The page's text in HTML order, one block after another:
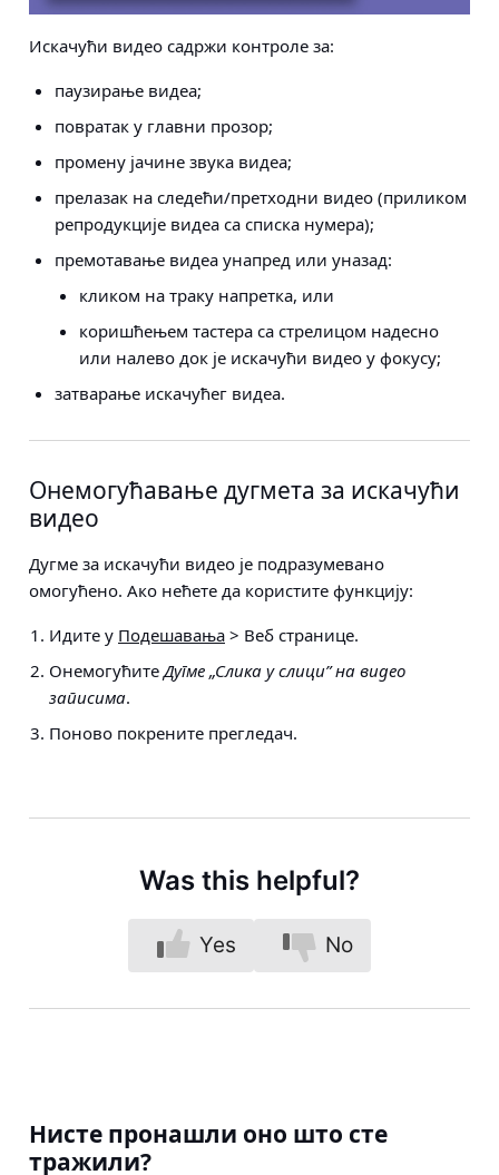
Искачући видео садржи контроле за:
паузирање видеа;
повратак у главни прозор;
промену јачине звука видеа;
прелазак на следећи/претходни видео (приликом
репродукције видеа са списка нумера);
премотавање видеа унапред или уназад:
кликом на траку напретка, или
коришћењем тастера са стрелицом надесно
или налево док је искачући видео у фокусу;
затварање искачућег видеа.
Онемогућавање дугмета за искачући
видео
Дугме за искачући видео је подразумевано
омогућено. Ако нећете да користите функцију:
Идите у Подешавања > Веб странице.
ОнемогућитеДугме „Слика у слици” на видео
записима.
Поново покрените прегледач.
Was this helpful?
Yes No
Нисте пронашли оно што сте
тражили?